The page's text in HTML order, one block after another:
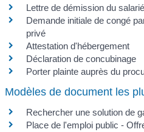
Lettre de démission du salarié
Demande initiale de congé
privé
Attestation d'hébergement
Déclaration de concubinage
Porter plainte auprès du
Modèles de document les
Rechercher une solution de
Place de l'emploi public -